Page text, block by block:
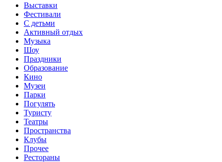
Выставки
Фестивали
С детьми
Активный отдых
Музыка
Шоу
Праздники
Образование
Кино
Музеи
Парки
Погулять
Туристу
Театры
Пространства
Клубы
Прочее
Рестораны